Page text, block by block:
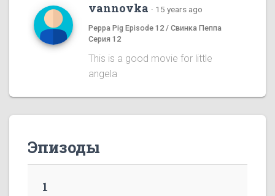
vannovka · 15 years ago
Peppa Pig Episode 12 / Свинка Пеппа
Серия 12
This is a good movie for little
angela
Эпизоды
1